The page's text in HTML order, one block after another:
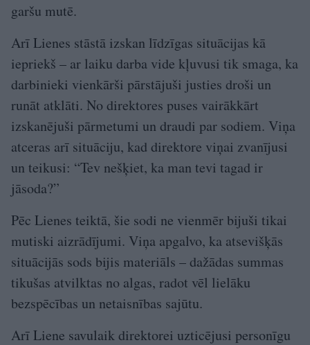
garšu mutē.
Arī Lienes stāstā izskan līdzīgas situācijas kā
iepriekš – ar laiku darba vide kļuvusi tik smaga, ka
darbinieki vienkārši pārstājuši justies droši un
runāt atklāti. No direktores puses vairākkārt
izskanējuši pārmetumi un draudi par sodiem. Viņa
atceras arī situāciju, kad direktore viņai zvanījusi
un teikusi: “Tev nešķiet, ka man tevi tagad ir
jāsoda?”
Pēc Lienes teiktā, šie sodi ne vienmēr bijuši tikai
mutiski aizrādījumi. Viņa apgalvo, ka atsevišķās
situācijās sods bijis materiāls – dažādas summas
tikušas atvilktas no algas, radot vēl lielāku
bezspēcības un netaisnības sajūtu.
Arī Liene savulaik direktorei uzticējusi personīgu